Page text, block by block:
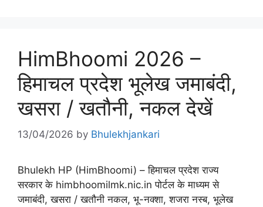
HimBhoomi 2026 –
हिमाचल प्रदेश भूलेख जमाबंदी,
खसरा / खतौनी, नकल देखें
13/04/2026 by Bhulekhjankari
Bhulekh HP (HimBhoomi) – हिमाचल प्रदेश राज्य
सरकार के himbhoomilmk.nic.in पोर्टल के माध्यम से
जमाबंदी, खसरा / खतौनी नकल, भू-नक्शा, शजरा नस्ब, भूलेख